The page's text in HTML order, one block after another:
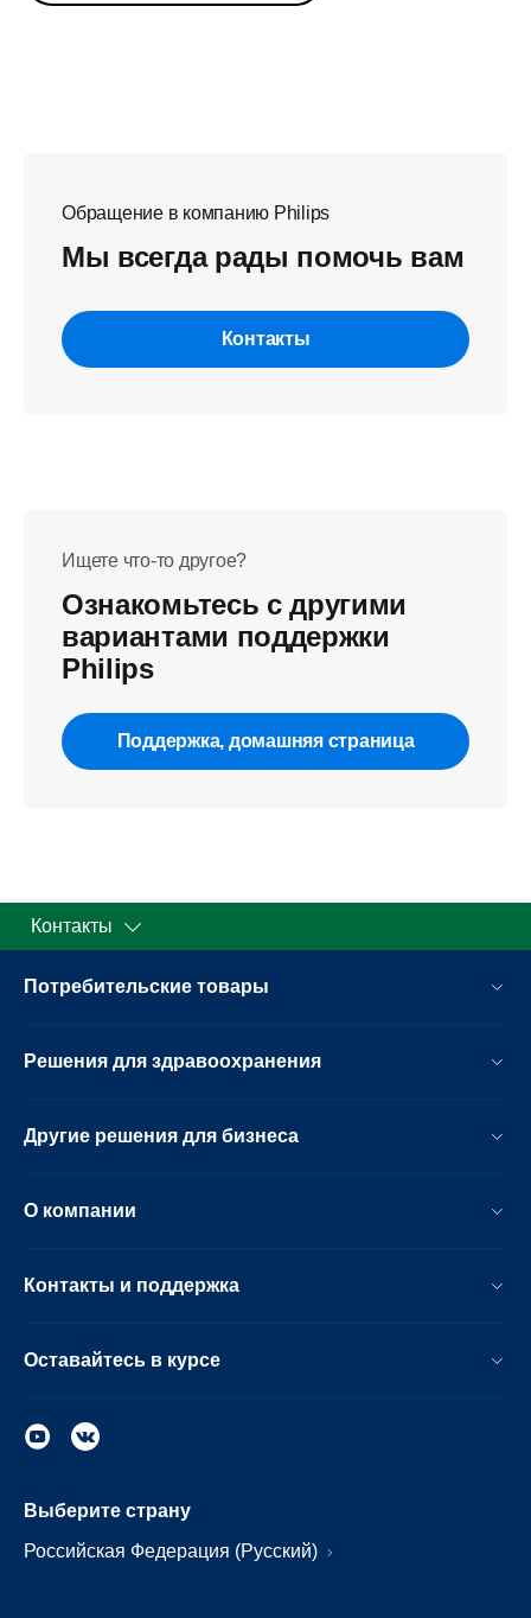
Обращение в компанию Philips
Мы всегда рады помочь вам
Контакты
Ищете что-то другое?
Ознакомьтесь с другими
вариантами поддержки
Philips
Поддержка, домашняя страница
Контакты
Потребительские товары
Решения для здравоохранения
Другие решения для бизнеса
О компании
Контакты и поддержка
Оставайтесь в курсе
Выберите страну
Российская Федерация (Русский)